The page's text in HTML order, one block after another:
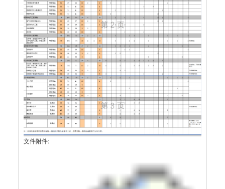
文件附件: